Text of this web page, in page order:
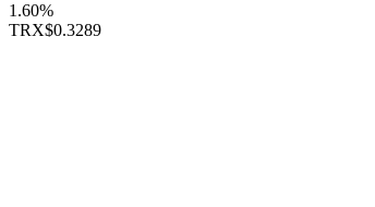
1.60%
TRX$0.3289